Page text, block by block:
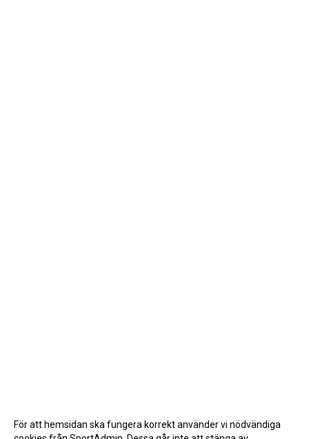
För att hemsidan ska fungera korrekt använder vi nödvändiga